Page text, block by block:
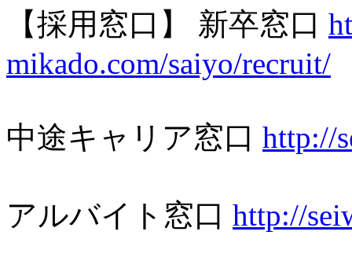
【採用窓口】 新卒窓口
mikado.com/saiyo/recruit/
中途キャリア窓口 http://
アルバイト窓口 http://